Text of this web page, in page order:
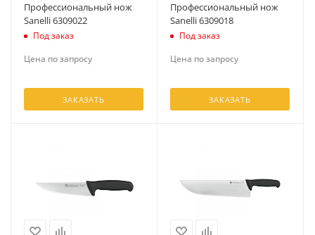
Профессиональный нож
Sanelli 6309022
Под заказ
Цена по запросу
ЗАКАЗАТЬ
Профессиональный нож
Sanelli 6309018
Под заказ
Цена по запросу
ЗАКАЗАТЬ